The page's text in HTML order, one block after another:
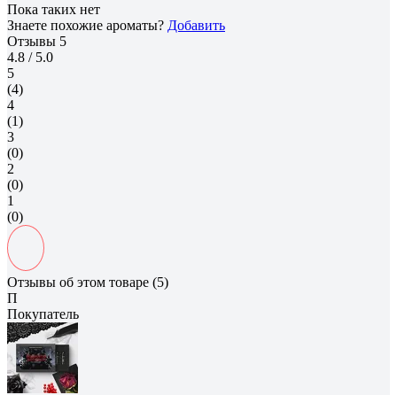
Пока таких нет
Знаете похожие ароматы? Добавить
Отзывы 5
4.8 / 5.0
5
(4)
4
(1)
3
(0)
2
(0)
1
(0)
Отзывы об этом товаре (5)
П
Покупатель